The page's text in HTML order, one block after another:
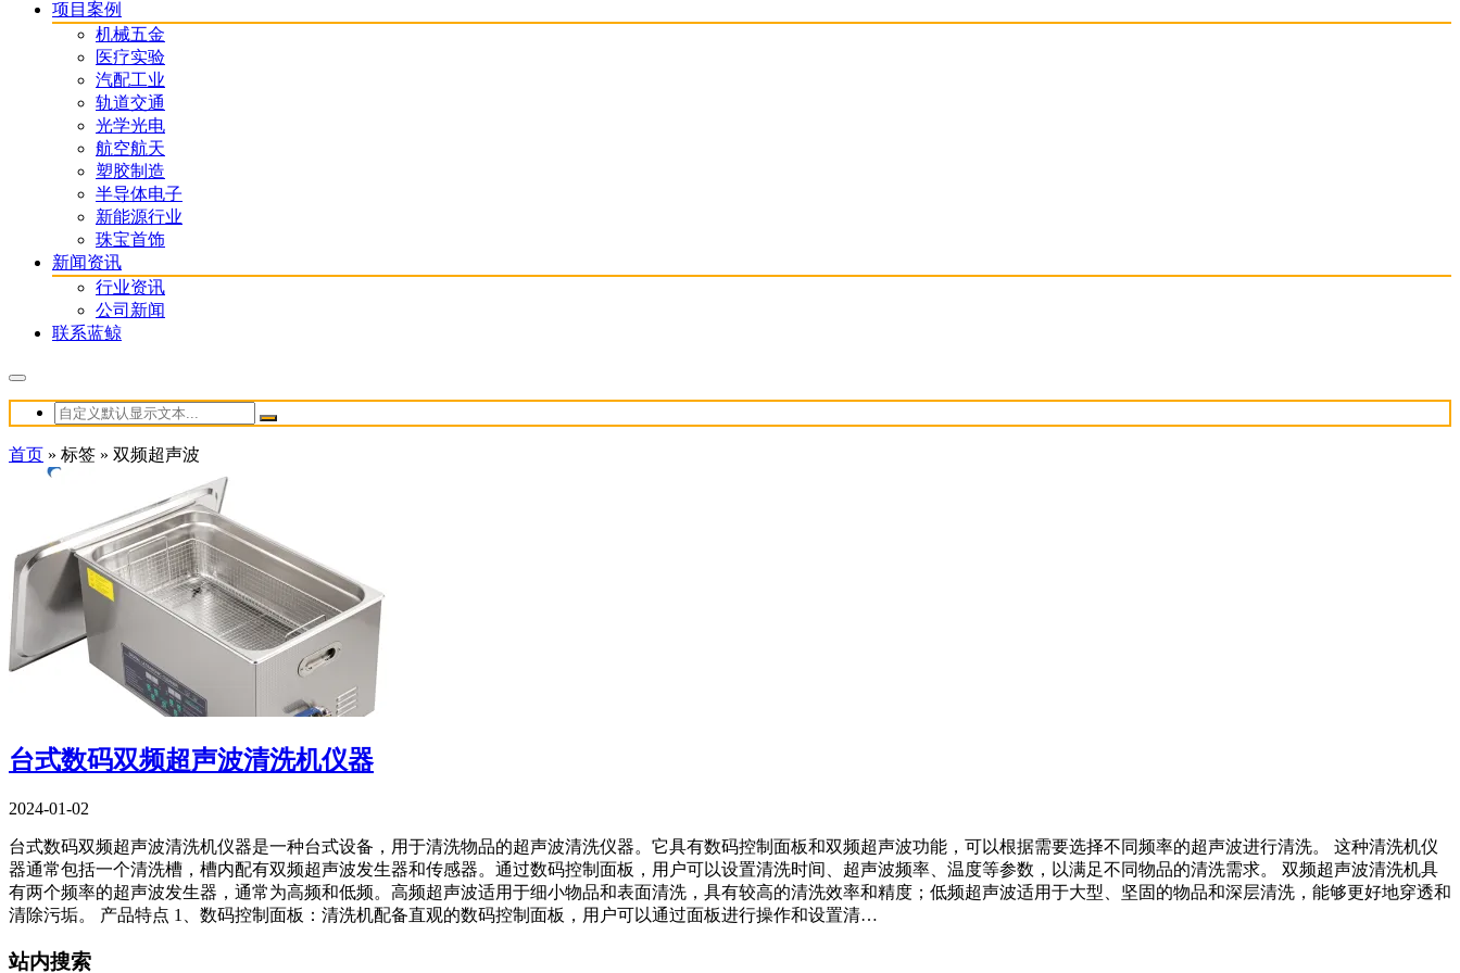
项目案例
机械五金
医疗实验
汽配工业
轨道交通
光学光电
航空航天
塑胶制造
半导体电子
新能源行业
珠宝首饰
新闻资讯
行业资讯
公司新闻
联系蓝鲸
首页 » 标签 » 双频超声波
台式数码双频超声波清洗机仪器
2024-01-02
台式数码双频超声波清洗机仪器是一种台式设备，用于清洗物品的超声波清洗仪器。它具有数码控制面板和双频超声波功能，可以根据需要选择不同频率的超声波进行清洗。 这种清洗机仪
器通常包括一个清洗槽，槽内配有双频超声波发生器和传感器。通过数码控制面板，用户可以设置清洗时间、超声波频率、温度等参数，以满足不同物品的清洗需求。 双频超声波清洗机具
有两个频率的超声波发生器，通常为高频和低频。高频超声波适用于细小物品和表面清洗，具有较高的清洗效率和精度；低频超声波适用于大型、坚固的物品和深层清洗，能够更好地穿透和
清除污垢。 产品特点 1、数码控制面板：清洗机配备直观的数码控制面板，用户可以通过面板进行操作和设置清…
站内搜索